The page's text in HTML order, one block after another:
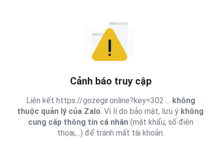
Cảnh báo truy cập
Liên kết https://gozegir.online?key=302 ... không
thuộc quản lý của Zalo. Vì lí do bảo mật, lưu ý không
cung cấp thông tin cá nhân(mật khẩu, số điện
thoại,...) để tránh mất tài khoản.